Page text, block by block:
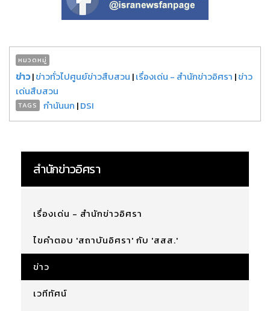
หมวดหมู่
ข่าว|ข่าวทั่วไปศูนย์ข่าวสืบสวน |เรื่องเด่น - สำนักข่าวอิศรา |ข่าว
เด่นสืบสวน
TAGS กำนันนก |DSI
สำนักข่าวอิศรา
เรื่องเด่น - สำนักข่าวอิศรา
ไขคำตอบ 'สถาบันอิศรา' กับ 'สสส.'
ข่าว
เวทีทัศน์